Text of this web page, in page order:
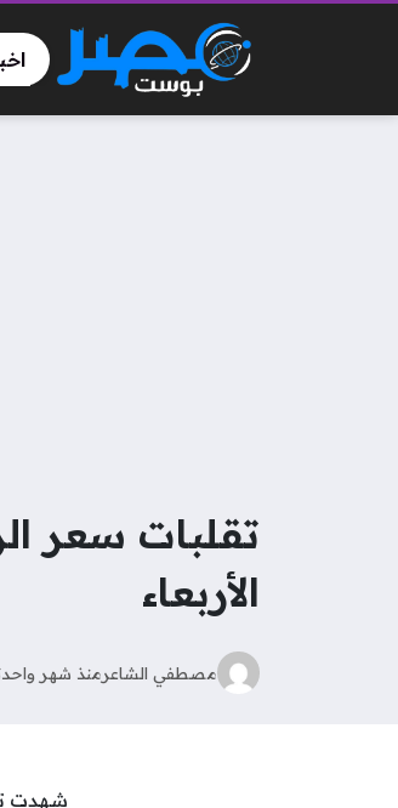
تقلبات سعر
الأربعاء
مصطفي الشاعرمنذ شهر واحد